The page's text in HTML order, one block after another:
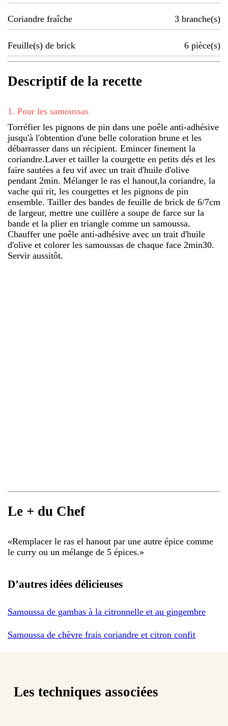
Coriandre fraîche 3 branche(s)
Feuille(s) de brick 6 pièce(s)
Descriptif de la recette
1 . Pour les samoussas
Torréfier les pignons de pin dans une poêle anti-adhésive
jusqu'à l'obtention d'une belle coloration brune et les
débarrasser dans un récipient. Emincer finement la
coriandre.Laver et tailler la courgette en petits dés et les
faire sautées a feu vif avec un trait d'huile d'olive
pendant 2min. Mélanger le ras el hanout,la coriandre, la
vache qui rit, les courgettes et les pignons de pin
ensemble. Tailler des bandes de feuille de brick de 6/7cm
de largeur, mettre une cuillère a soupe de farce sur la
bande et la plier en triangle comme un samoussa.
Chauffer une poêle anti-adhésive avec un trait d'huile
d'olive et colorer les samoussas de chaque face 2min30.
Servir aussitôt.
Le + du Chef
«Remplacer le ras el hanout par une autre épice comme
le curry ou un mélange de 5 épices.»
D’autres idées délicieuses
Samoussa de gambas à la citronnelle et au gingembre
Samoussa de chèvre frais coriandre et citron confit
Les techniques associées